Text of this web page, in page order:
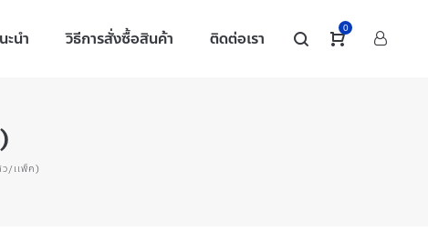
ะนำ วิธีการสั่งซื้อสินค้า ติดต่อเรา 0
/เเพ็ค)